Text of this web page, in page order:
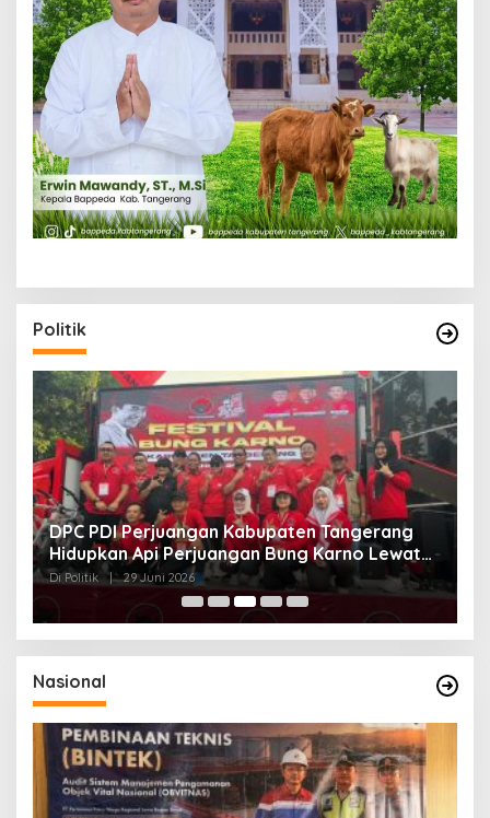
Politik
DPC PDI Perjuangan Kabupaten Tangerang
Hidupkan Api Perjuangan Bung Karno Lewat
Festival Bulan Bung Karno
Di Politik | 29 Juni 2026
Nasional